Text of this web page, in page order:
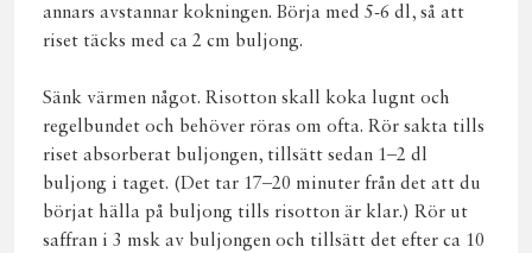
annars avstannar kokningen. Börja med 5-6 dl, så att
riset täcks med ca 2 cm buljong.
Sänk värmen något. Risotton skall koka lugnt och
regelbundet och behöver röras om ofta. Rör sakta tills
riset absorberat buljongen, tillsätt sedan 1–2 dl
buljong i taget. (Det tar 17–20 minuter från det att du
börjat hälla på buljong tills risotton är klar.) Rör ut
saffran i 3 msk av buljongen och tillsätt det efter ca 10